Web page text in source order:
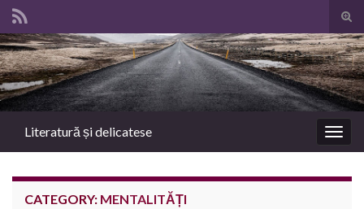
Search for:
Literatură și delicatese
CATEGORY: MENTALITĂȚI